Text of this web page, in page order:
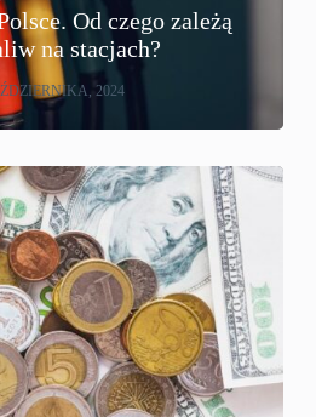
Od czego zależą
na stacjach?
2024